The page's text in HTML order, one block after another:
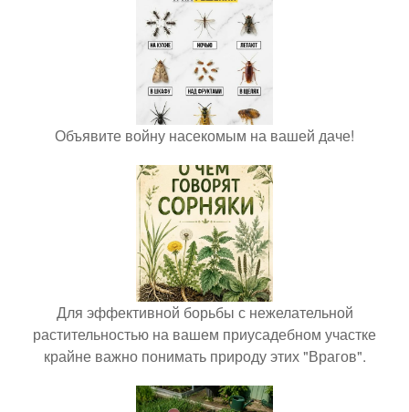
Объявите войну насекомым на вашей даче!
Для эффективной борьбы с нежелательной
растительностью на вашем приусадебном участке
крайне важно понимать природу этих "Врагов".